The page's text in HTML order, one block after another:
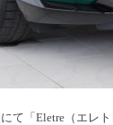
て「Eletre（エレ